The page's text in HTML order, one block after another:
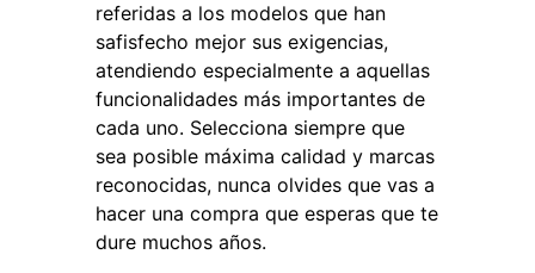
referidas a los modelos que han
safisfecho mejor sus exigencias,
atendiendo especialmente a aquellas
funcionalidades más importantes de
cada uno. Selecciona siempre que
sea posible máxima calidad y marcas
reconocidas, nunca olvides que vas a
hacer una compra que esperas que te
dure muchos años.